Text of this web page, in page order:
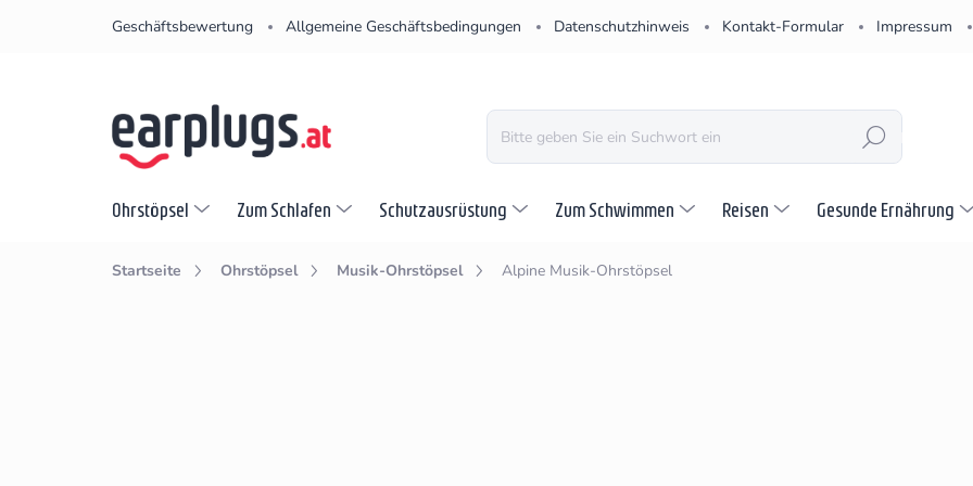
Geschäftsbewertung Allgemeine Geschäftsbedingungen Datenschutzhinweis Kontakt-Formular Impressum
SUCHEN
Ohrstöpsel Zum Schlafen Schutzausrüstung Zum Schwimmen Reisen Gesunde Ernährung
Startseite Ohrstöpsel Musik-Ohrstöpsel Alpine Musik-Ohrstöpsel